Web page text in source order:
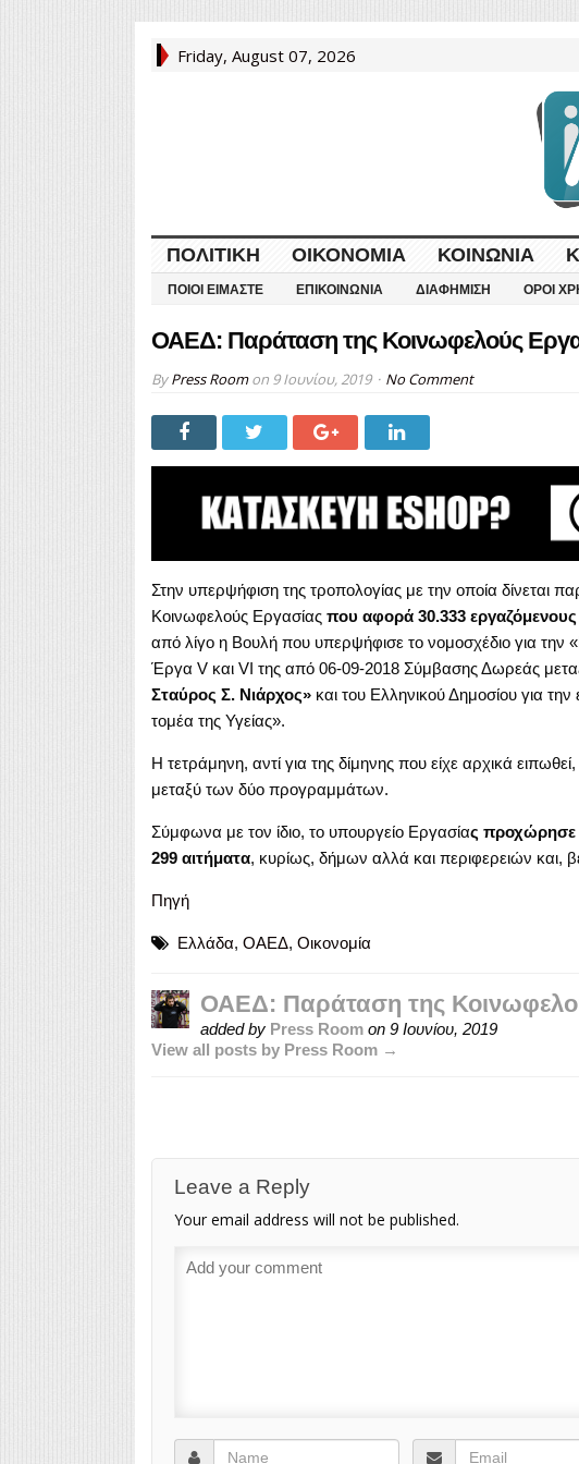
Friday, August 07, 2026
ΠΟΛΙΤΙΚΉ ΟΙΚΟΝΟΜΊΑ ΚΟΙΝΩΝΊΑ
ΠΟΙΟΙ ΕΊΜΑΣΤΕ ΕΠΙΚΟΙΝΩΝΊΑ ΔΙΑΦΉΜΙΣΗ ΌΡΟΙ
ΟΑΕΔ: Παράταση της Κοινωφελούς
ByPress Roomon 9 Ιουνίου, 2019 No Comment
Στην υπερψήφιση της τροπολογίας με την οποία δίνεται
Κοινωφελούς Εργασίας που αφορά 30.333 εργαζόμενους
από λίγο η Βουλή που υπερψήφισε το νομοσχέδιο για
Έργα V και VI της από 06-09-2018 Σύμβασης Δωρεάς
Σταύρος Σ. Νιάρχος»και του Ελληνικού Δημοσίου για
τομέα της Υγείας».
H τετράμηνη, αντί για της δίμηνης που είχε αρχικά
μεταξύ των δύο προγραμμάτων.
Σύμφωνα με τον ίδιο, το υπουργείο Εργασίας προχώρησε
299 αιτήματα, κυρίως, δήμων αλλά και περιφερειών και,
Πηγή
Ελλάδα, ΟΑΕΔ, Οικονομία
ΟΑΕΔ: Παράταση της
added by Press Roomon 9 Ιουνίου, 2019
View all posts by Press Room →
Leave a Reply
Your email address will not be published.